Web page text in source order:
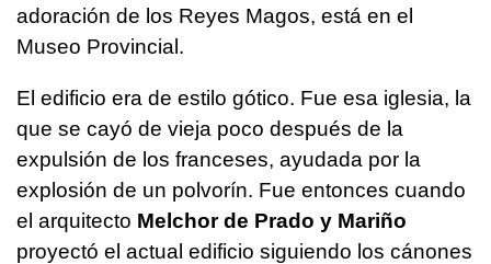
adoración de los Reyes Magos, está en el
Museo Provincial.
El edificio era de estilo gótico. Fue esa iglesia, la
que se cayó de vieja poco después de la
expulsión de los franceses, ayudada por la
explosión de un polvorín. Fue entonces cuando
el arquitecto Melchor de Prado y Mariño
proyectó el actual edificio siguiendo los cánones